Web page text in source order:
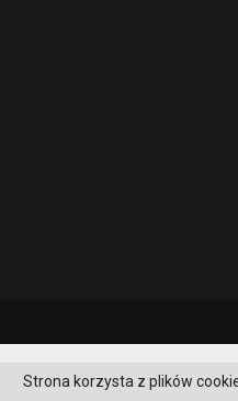
Strona korzysta z plików